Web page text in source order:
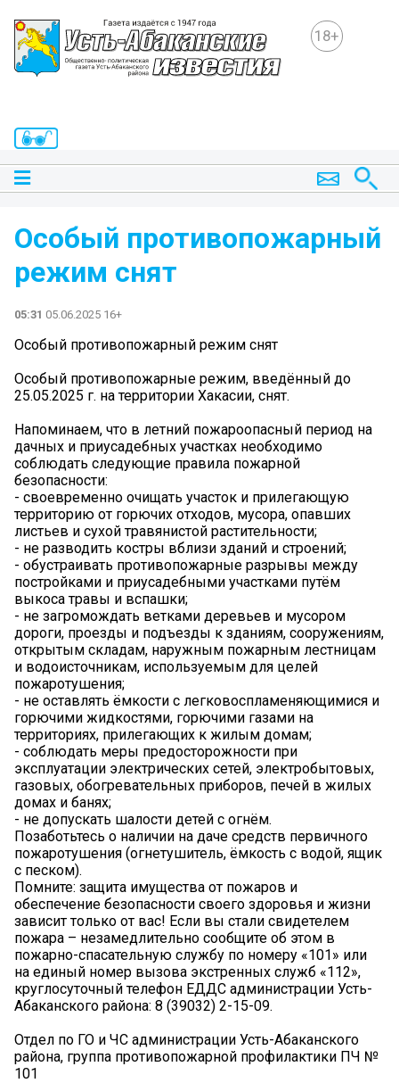
18+
Особый противопожарный
режим снят
05:31 05.06.2025 16+
Особый противопожарный режим снят
Особый противопожарные режим, введённый до
25.05.2025 г. на территории Хакасии, снят.
Напоминаем, что в летний пожароопасный период на
дачных и приусадебных участках необходимо
соблюдать следующие правила пожарной
безопасности:
- своевременно очищать участок и прилегающую
территорию от горючих отходов, мусора, опавших
листьев и сухой травянистой растительности;
- не разводить костры вблизи зданий и строений;
- обустраивать противопожарные разрывы между
постройками и приусадебными участками путём
выкоса травы и вспашки;
- не загромождать ветками деревьев и мусором
дороги, проезды и подъезды к зданиям, сооружениям,
открытым складам, наружным пожарным лестницам
и водоисточникам, используемым для целей
пожаротушения;
- не оставлять ёмкости с легковоспламеняющимися и
горючими жидкостями, горючими газами на
территориях, прилегающих к жилым домам;
- соблюдать меры предосторожности при
эксплуатации электрических сетей, электробытовых,
газовых, обогревательных приборов, печей в жилых
домах и банях;
- не допускать шалости детей с огнём.
Позаботьтесь о наличии на даче средств первичного
пожаротушения (огнетушитель, ёмкость с водой, ящик
с песком).
Помните: защита имущества от пожаров и
обеспечение безопасности своего здоровья и жизни
зависит только от вас! Если вы стали свидетелем
пожара – незамедлительно сообщите об этом в
пожарно-спасательную службу по номеру «101» или
на единый номер вызова экстренных служб «112»,
круглосуточный телефон ЕДДС администрации Усть-
Абаканского района: 8 (39032) 2-15-09.
Отдел по ГО и ЧС администрации Усть-Абаканского
района, группа противопожарной профилактики ПЧ №
101